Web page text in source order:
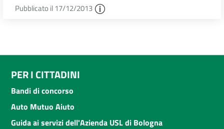
Pubblicato il 17/12/2013
PER I CITTADINI
Bandi di concorso
Auto Mutuo Aiuto
Guida ai servizi dell'Azienda USL di Bologna